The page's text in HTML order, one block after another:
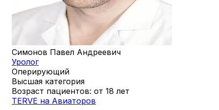
Симонов Павел Андреевич
Уролог
Оперирующий
Высшая категория
Возраст пациентов: от 18 лет
TERVE на Авиаторов